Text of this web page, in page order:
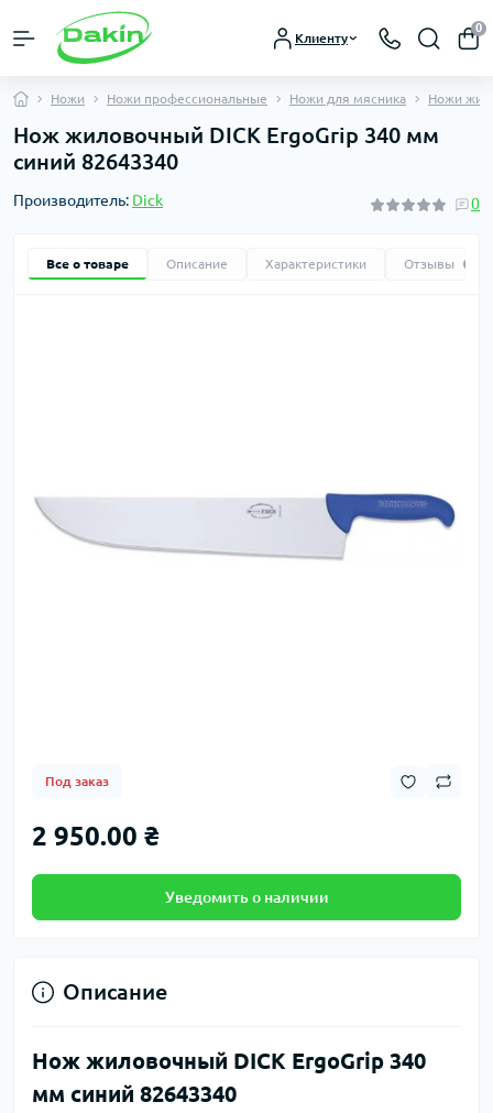
Клиенту
0
Ножи Ножи профессиональные Ножи для мясника Ножи
Нож жиловочный DICK ErgoGrip 340 мм
синий 82643340
Производитель: Dick 0
Все о товаре Описание Характеристики Отзывы
Под заказ
2 950.00 ₴
Уведомить о наличии
Описание
Нож жиловочный DICK ErgoGrip 340
мм синий 82643340